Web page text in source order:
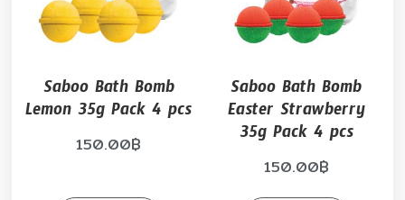
Saboo Bath Bomb
Lemon 35g Pack 4 pcs
150.00฿
Saboo Bath Bomb
Easter Strawberry
35g Pack 4 pcs
150.00฿